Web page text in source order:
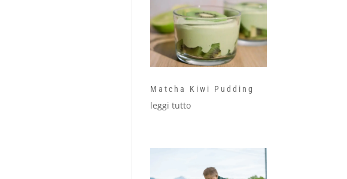
Matcha Kiwi Pudding
leggi tutto